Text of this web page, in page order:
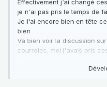
Effectivement j'ai changé
je n'ai pas pris le temps de
Je l'ai encore bien en tête
bien
Va bien voir la discussion
courroies, moi j'avais pris
mauvaise référence mais je